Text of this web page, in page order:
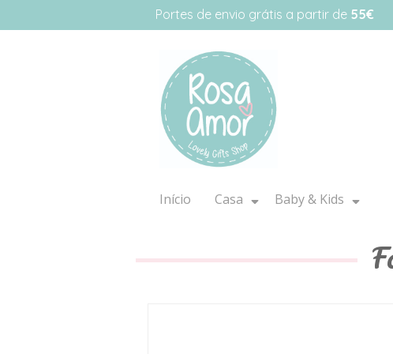
Portes de envio grátis a partir de 55€
Início Casa Baby & Kids